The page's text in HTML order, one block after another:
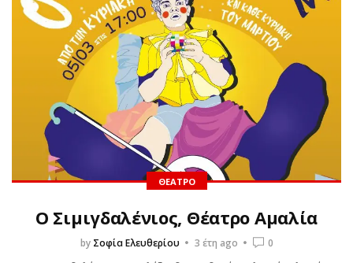
ΘΈΑΤΡΟ
Ο Σιμιγδαλένιος, Θέατρο Αμαλία
by Σοφία Ελευθερίου 3 έτη ago 0